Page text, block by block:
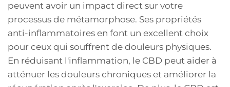
peuvent avoir un impact direct sur votre
processus de métamorphose. Ses propriétés
anti-inflammatoires en font un excellent choix
pour ceux qui souffrent de douleurs physiques.
En réduisant l'inflammation, le CBD peut aider à
atténuer les douleurs chroniques et améliorer la